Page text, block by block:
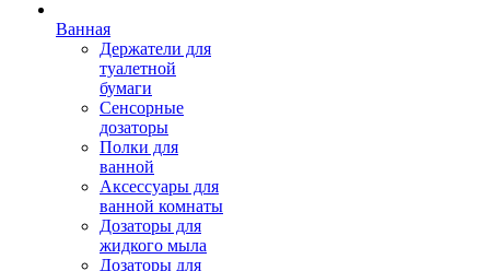
Ванная
Держатели для
туалетной
бумаги
Сенсорные
дозаторы
Полки для
ванной
Аксессуары для
ванной комнаты
Дозаторы для
жидкого мыла
Дозаторы для